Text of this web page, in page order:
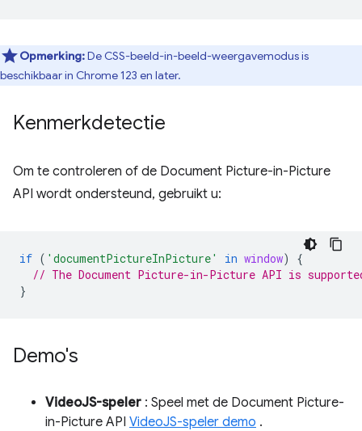
Opmerking:De CSS-beeld-in-beeld-weergavemodus is
beschikbaar in Chrome 123 en later.
Kenmerkdetectie
Om te controleren of de Document Picture-in-Picture
API wordt ondersteund, gebruikt u:
if ( 'documentPictureInPicture' in window)
{
// The Document Picture-in-Picture API is
}
Demo's
VideoJS-speler : Speel met de Document Picture-
in-Picture API VideoJS-speler demo .